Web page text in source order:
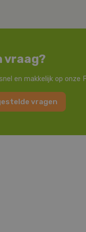
vraag?
en makkelijk op onze
vragen